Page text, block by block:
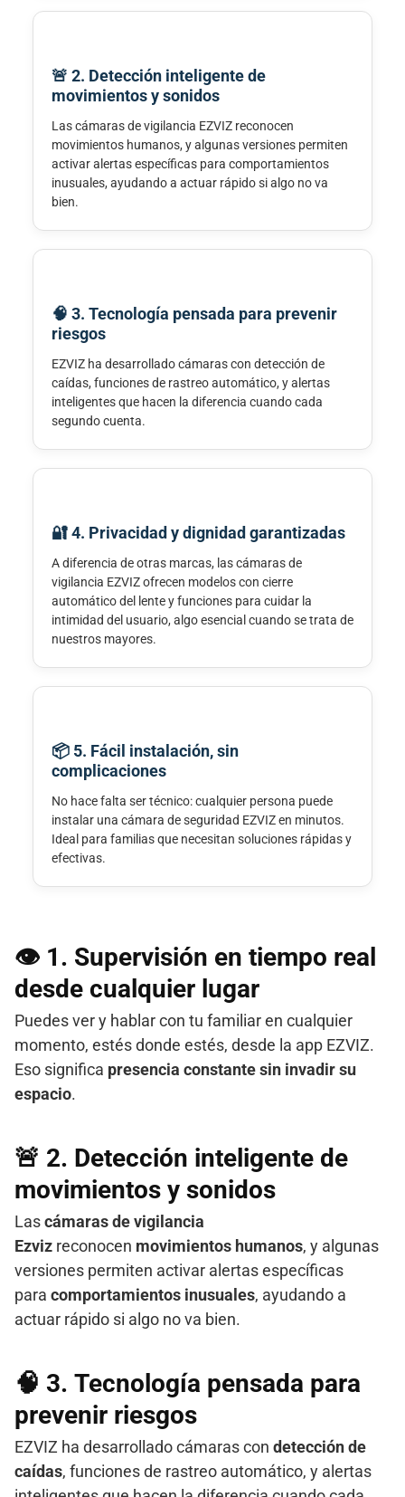
🚨 2. Detección inteligente de
movimientos y sonidos
Las cámaras de vigilancia EZVIZ reconocen
movimientos humanos, y algunas versiones permiten
activar alertas específicas para comportamientos
inusuales, ayudando a actuar rápido si algo no va
bien.
🧠 3. Tecnología pensada para prevenir
riesgos
EZVIZ ha desarrollado cámaras con detección de
caídas, funciones de rastreo automático, y alertas
inteligentes que hacen la diferencia cuando cada
segundo cuenta.
🔐 4. Privacidad y dignidad garantizadas
A diferencia de otras marcas, las cámaras de
vigilancia EZVIZ ofrecen modelos con cierre
automático del lente y funciones para cuidar la
intimidad del usuario, algo esencial cuando se trata de
nuestros mayores.
📦 5. Fácil instalación, sin
complicaciones
No hace falta ser técnico: cualquier persona puede
instalar una cámara de seguridad EZVIZ en minutos.
Ideal para familias que necesitan soluciones rápidas y
efectivas.
👁️ 1. Supervisión en tiempo real
desde cualquier lugar
Puedes ver y hablar con tu familiar en cualquier
momento, estés donde estés, desde la app EZVIZ.
Eso significa presencia constante sin invadir su
espacio.
🚨 2. Detección inteligente de
movimientos y sonidos
Lascámaras de vigilancia
Ezviz reconocen movimientos humanos, y algunas
versiones permiten activar alertas específicas
para comportamientos inusuales, ayudando a
actuar rápido si algo no va bien.
🧠 3. Tecnología pensada para
prevenir riesgos
EZVIZ ha desarrollado cámaras con detección de
caídas, funciones de rastreo automático, y alertas